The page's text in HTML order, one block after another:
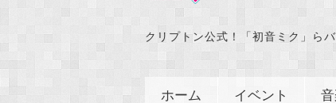
クリプトン公式！「初音ミク」ら
ホーム イベント 音